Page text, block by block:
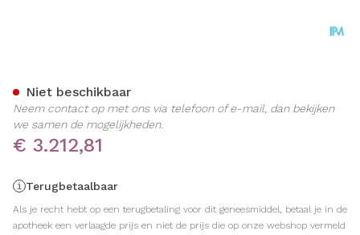
€ 3.212,81
Terugbetaalbaar
Als je recht hebt op een terugbetaling voor dit geneesmiddel, betaal je in de
apotheek een verlaagde prijs en niet de prijs die op onze webshop vermeld
Niet beschikbaar
Neem contact op met ons via telefoon of e-mail, dan bekijken
we samen de mogelijkheden.